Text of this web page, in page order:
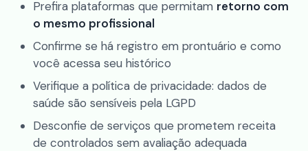
Prefira plataformas que permitam retorno com
o mesmo profissional
Confirme se há registro em prontuário e como
você acessa seu histórico
Verifique a política de privacidade: dados de
saúde são sensíveis pela LGPD
Desconfie de serviços que prometem receita
de controlados sem avaliação adequada